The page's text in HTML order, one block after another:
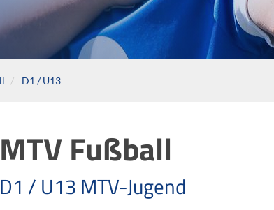
D1 / U13
MTV Fußball
D1 / U13 MTV-Jugend